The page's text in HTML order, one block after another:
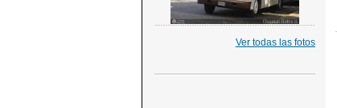
Ver todas las fotos